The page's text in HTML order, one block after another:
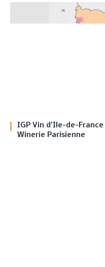
IGP Vin d’Ile-de-
Winerie Parisienne